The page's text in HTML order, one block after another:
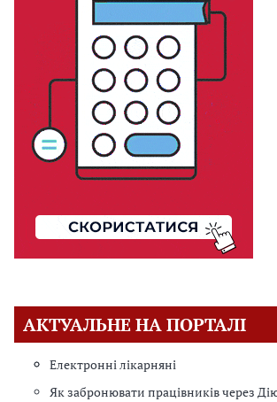
АКТУАЛЬНЕ НА ПОРТАЛІ
Електронні лікарняні
Як забронювати працівників через